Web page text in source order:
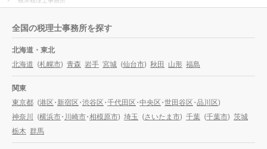
全国の税理士事務所を探す
北海道・東北
北海道 (札幌市) 青森 岩手 宮城 (仙台市) 秋田 山形 福島
関東
東京都 (港区・新宿区・渋谷区・千代田区・中央区・世田谷区・品川区)
神奈川 (横浜市・川崎市・相模原市) 埼玉 (さいたま市) 千葉 (千葉市) 茨城
栃木 群馬